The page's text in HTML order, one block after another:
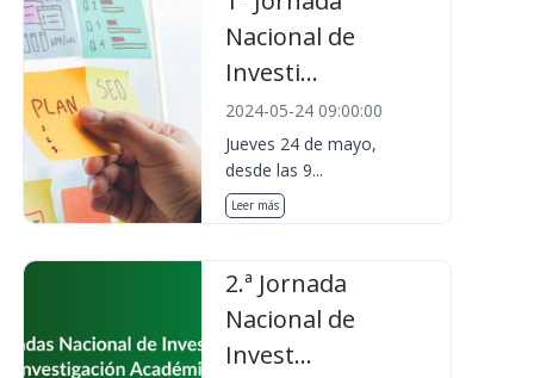
Nacional de
Investi...
2024-05-24 09:00:00
Jueves 24 de mayo,
desde las 9...
Leer más
2.ª Jornada
Nacional de
Invest...